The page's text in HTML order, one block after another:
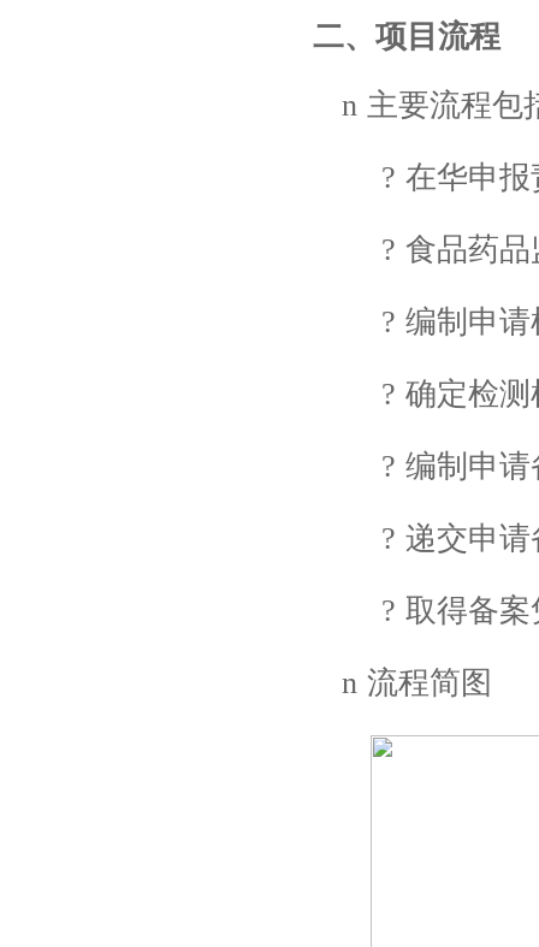
二、项目流程
n 主要流程包
? 在华申
? 食品药
? 编制申
? 确定检
? 编制申请
? 递交申请
? 取得备
n 流程简图